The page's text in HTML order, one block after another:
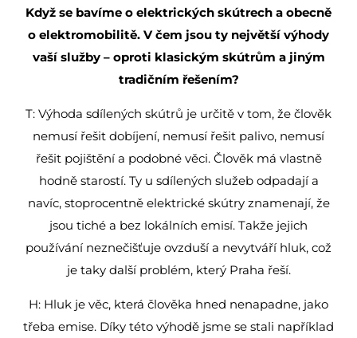
Když se bavíme o elektrických skútrech a obecně
o elektromobilitě. V čem jsou ty největší výhody
vaší služby – oproti klasickým skútrům a jiným
tradičním řešením?
T: Výhoda sdílených skútrů je určitě v tom, že člověk
nemusí řešit dobíjení, nemusí řešit palivo, nemusí
řešit pojištění a podobné věci. Člověk má vlastně
hodně starostí. Ty u sdílených služeb odpadají a
navíc, stoprocentně elektrické skútry znamenají, že
jsou tiché a bez lokálních emisí. Takže jejich
používání neznečišťuje ovzduší a nevytváří hluk, což
je taky další problém, který Praha řeší.
H: Hluk je věc, která člověka hned nenapadne, jako
třeba emise. Díky této výhodě jsme se stali například